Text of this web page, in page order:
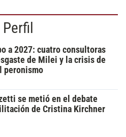
a 2027: cuatro consultoras
de Milei y la crisis de
peronismo
se metió en el debate
de Cristina Kirchner